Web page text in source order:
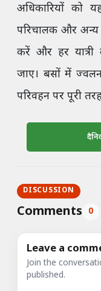
अधिकारियों को
परिचालक और अन्य
करें और हर यात्री
जाए। बसों में
परिवहन पर पूरी
DISCUSSION
Comments 0
Leave a
Join the
published.